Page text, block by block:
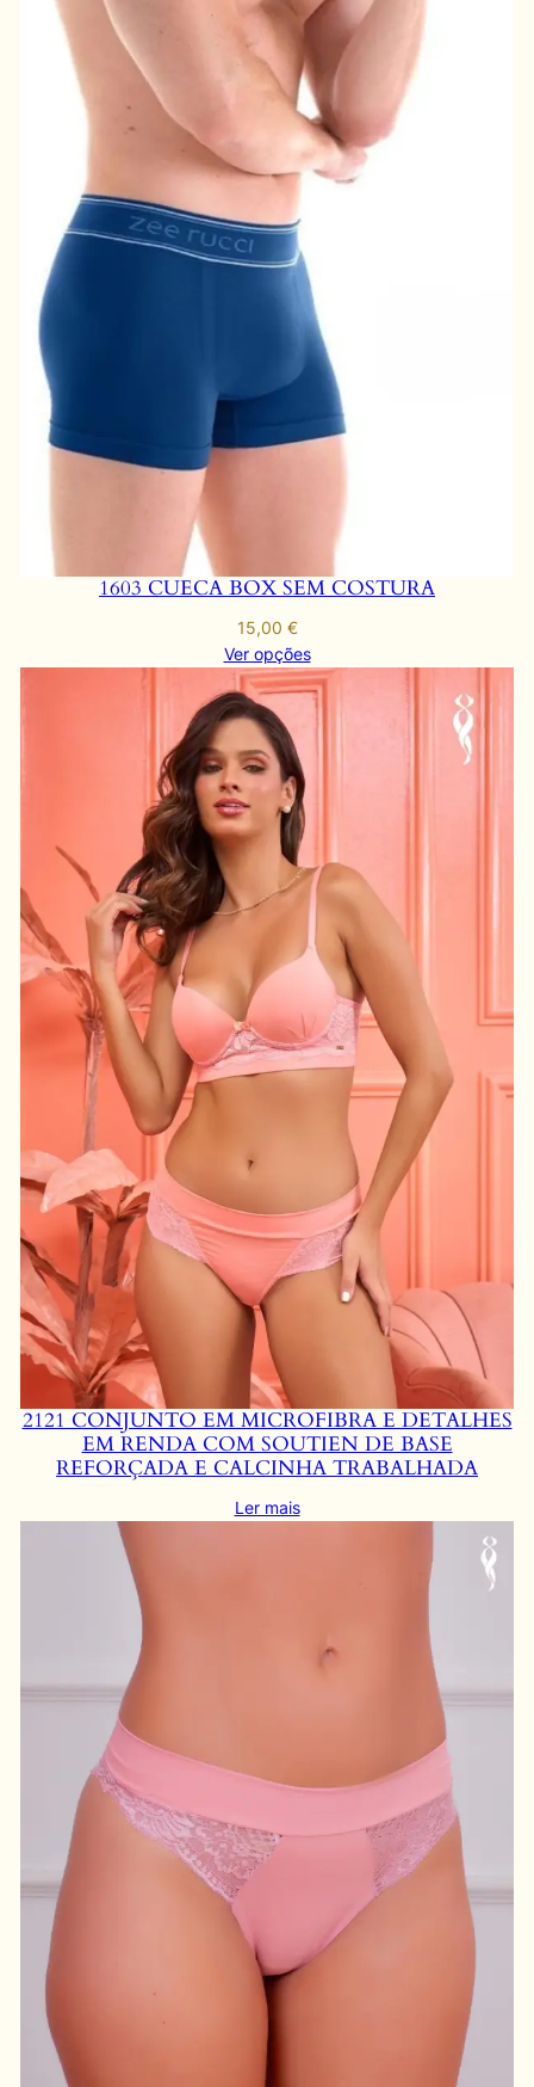
1603 CUECA BOX SEM COSTURA
15,00 €
Ver opções
2121 CONJUNTO EM MICROFIBRA E DETALHES
EM RENDA COM SOUTIEN DE BASE
REFORÇADA E CALCINHA TRABALHADA
Ler mais